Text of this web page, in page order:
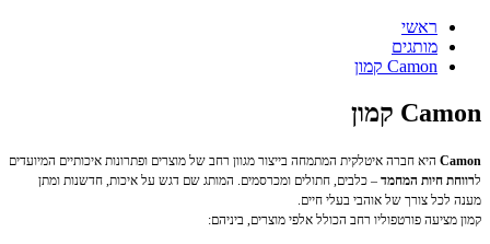
ראשי
מותגים
Camon קמון
Camon קמון
Camon היא חברה איטלקית המתמחה בייצור מגוון רחב של מוצרים ופתרונות איכותיים המיועדים
לרווחת חיות המחמד – כלבים, חתולים ומכרסמים. המותג שם דגש על איכות, חדשנות ומתן
מענה לכל צורך של אוהבי בעלי חיים.
קמון מציעה פורטפוליו רחב הכולל אלפי מוצרים, ביניהם: